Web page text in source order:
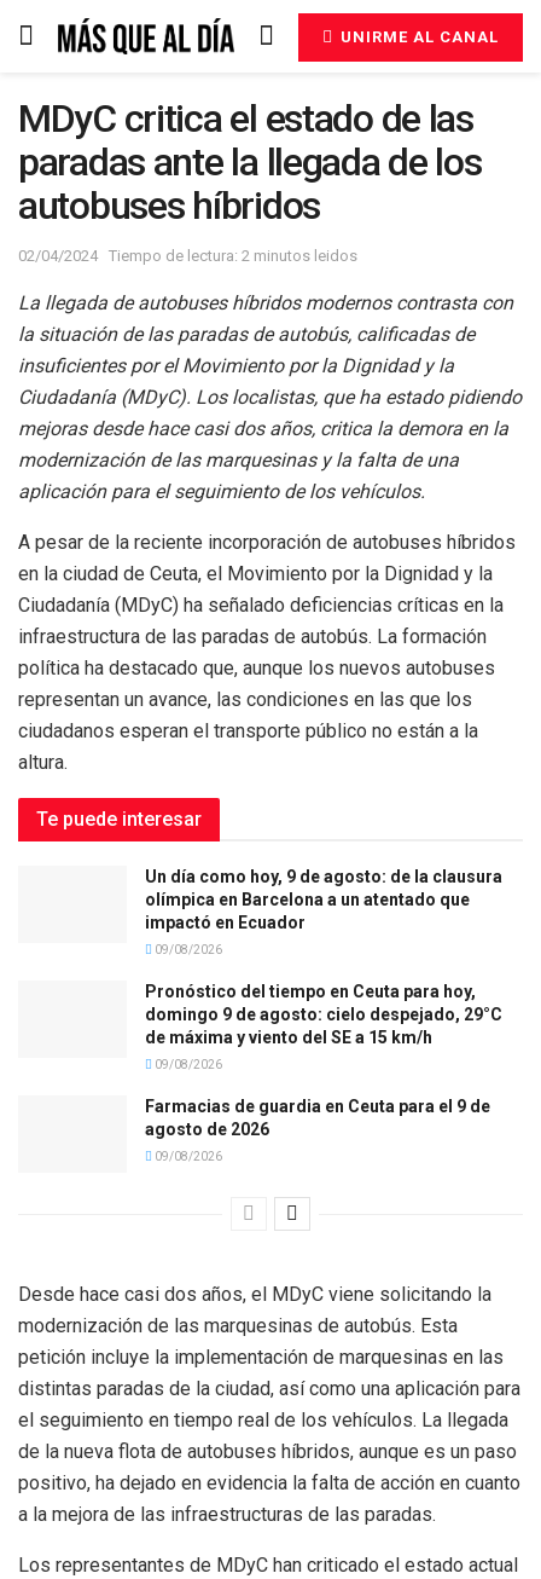
UNIRME AL CANAL
MDyC critica el estado de las
paradas ante la llegada de los
autobuses híbridos
02/04/2024 Tiempo de lectura: 2 minutos leidos
La llegada de autobuses híbridos modernos contrasta con
la situación de las paradas de autobús, calificadas de
insuficientes por el Movimiento por la Dignidad y la
Ciudadanía (MDyC). Los localistas, que ha estado pidiendo
mejoras desde hace casi dos años, critica la demora en la
modernización de las marquesinas y la falta de una
aplicación para el seguimiento de los vehículos.
A pesar de la reciente incorporación de autobuses híbridos
en la ciudad de Ceuta, el Movimiento por la Dignidad y la
Ciudadanía (MDyC) ha señalado deficiencias críticas en la
infraestructura de las paradas de autobús. La formación
política ha destacado que, aunque los nuevos autobuses
representan un avance, las condiciones en las que los
ciudadanos esperan el transporte público no están a la
altura.
Te puede interesar
Un día como hoy, 9 de agosto: de la clausura
olímpica en Barcelona a un atentado que
impactó en Ecuador
09/08/2026
Pronóstico del tiempo en Ceuta para hoy,
domingo 9 de agosto: cielo despejado, 29°C
de máxima y viento del SE a 15 km/h
09/08/2026
Farmacias de guardia en Ceuta para el 9 de
agosto de 2026
09/08/2026
Desde hace casi dos años, el MDyC viene solicitando la
modernización de las marquesinas de autobús. Esta
petición incluye la implementación de marquesinas en las
distintas paradas de la ciudad, así como una aplicación para
el seguimiento en tiempo real de los vehículos. La llegada
de la nueva flota de autobuses híbridos, aunque es un paso
positivo, ha dejado en evidencia la falta de acción en cuanto
a la mejora de las infraestructuras de las paradas.
Los representantes de MDyC han criticado el estado actual